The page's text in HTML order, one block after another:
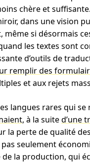
chère et
dans une vision
si désormais
les textes sont
d’outils de
remplir des
et aux rejets
langues rares qui se
, à la suited’une
la perte de qualité
seulement
la production, qui